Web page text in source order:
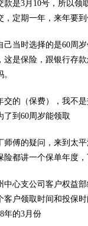
3月10号，所以领
，定期一年，来年要
时选择的是60周岁
这是保险，跟银行存
（保费），我不是
了到60周岁能领取
傅的疑问，来到太平
都讲一个保单年度
支公司客户权益部
户领取时间和投保
年的3月份